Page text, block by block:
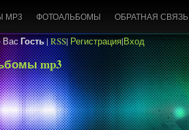
MP3 ФОТОАЛЬБОМЫ ОБРАТНАЯ СВЯЗЬ
ВасГость|RSS|Регистрация|Вход
mp3